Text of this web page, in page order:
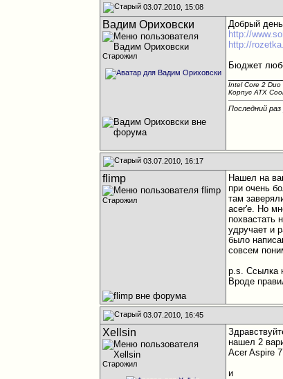
03.07.2010, 15:08
Вадим Ориховски
Старожил
Добрый
http://
http://
Бюджет
Intel Core 2 Duo
Корпус ATX
Последний
03.07.2010, 16:17
flimp
Старожил
Нашел на
при очень
там
acer'е. Но
похвастать
удручает и
было
совсем
p.s. Ссылка
Вроде
03.07.2010, 16:45
Xellsin
Старожил
нашел 2
Acer Aspire
и